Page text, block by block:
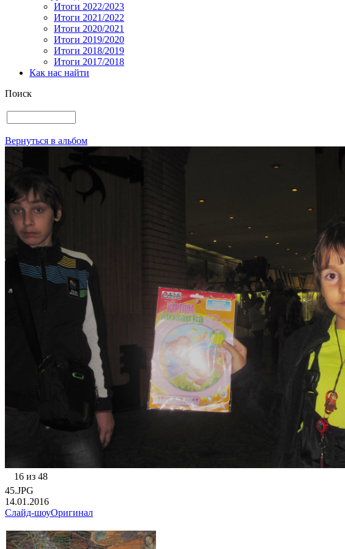
Итоги 2022/2023
Итоги 2021/2022
Итоги 2020/2021
Итоги 2019/2020
Итоги 2018/2019
Итоги 2017/2018
Как нас найти
Поиск
Вернуться в альбом
16 из 48
45.JPG
14.01.2016
Слайд-шоуОригинал